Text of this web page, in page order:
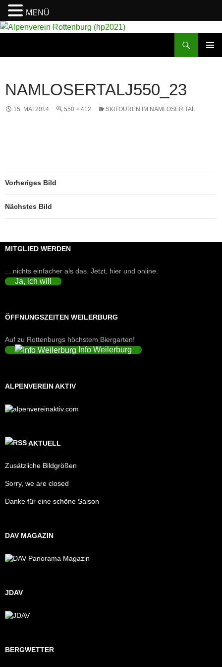
NAMLOSERTALJ550_23
15. MAI 2014 550 × 412 SKITOUREN IM NAMLOSER TAL
Vorheriges Bild
Nächstes Bild
MITGLIED WERDEN
... nichts einfacher als das. Jetzt, hier und online.
Ja, ich will
ÖFFNUNGSZEITEN WEILERBURG
Auf zu Rottenburgs höchstem Biergarten!
Info Weilerburg
ALPENVEREIN AKTIV
AKTUELL
Zusätzliche Bildgrößen
Sorry, we are closed
Danke für eine schöne Saison
DAV MAGAZIN
JDAV
BERGWETTER
MENÜ